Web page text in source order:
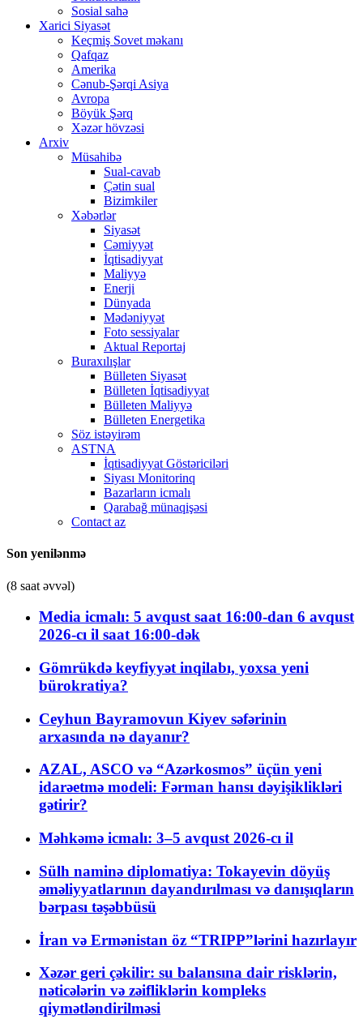
Sosial sahə
Xarici Siyasət
Keçmiş Sovet məkanı
Qafqaz
Amerika
Cənub-Şərqi Asiya
Avropa
Böyük Şərq
Xəzər hövzəsi
Arxiv
Müsahibə
Sual-cavab
Çətin sual
Bizimkiler
Xəbərlər
Siyasət
Cəmiyyət
İqtisadiyyat
Maliyyə
Enerji
Dünyada
Mədəniyyət
Foto sessiyalar
Aktual Reportaj
Buraxılışlar
Bülleten Siyasət
Bülleten İqtisadiyyat
Bülleten Maliyyə
Bülleten Energetika
Söz istəyirəm
ASTNA
İqtisadiyyat Göstəriciləri
Siyası Monitorinq
Bazarların icmalı
Qarabağ münaqişəsi
Contact az
Son yenilənmə
(8 saat əvvəl)
Media icmalı: 5 avqust saat 16:00-dan 6 avqust
2026-cı il saat 16:00-dək
Gömrükdə keyfiyyət inqilabı, yoxsa yeni
bürokratiya?
Ceyhun Bayramovun Kiyev səfərinin
arxasında nə dayanır?
AZAL, ASCO və “Azərkosmos” üçün yeni
idarəetmə modeli: Fərman hansı dəyişiklikləri
gətirir?
Məhkəmə icmalı: 3–5 avqust 2026-cı il
Sülh naminə diplomatiya: Tokayevin döyüş
əməliyyatlarının dayandırılması və danışıqların
bərpası təşəbbüsü
İran və Ermənistan öz “TRIPP”lərini hazırlayır
Xəzər geri çəkilir: su balansına dair risklərin,
nəticələrin və zəifliklərin kompleks
qiymətləndirilməsi